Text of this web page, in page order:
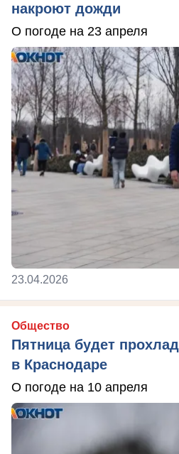
накроют дожди
О погоде на 23 апреля
23.04.2026
Общество
Пятница будет
в Краснодаре
О погоде на 10 апреля